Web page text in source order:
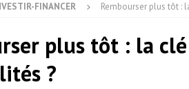
FINANCER Rembourser plus tôt :
plus tôt : la
?